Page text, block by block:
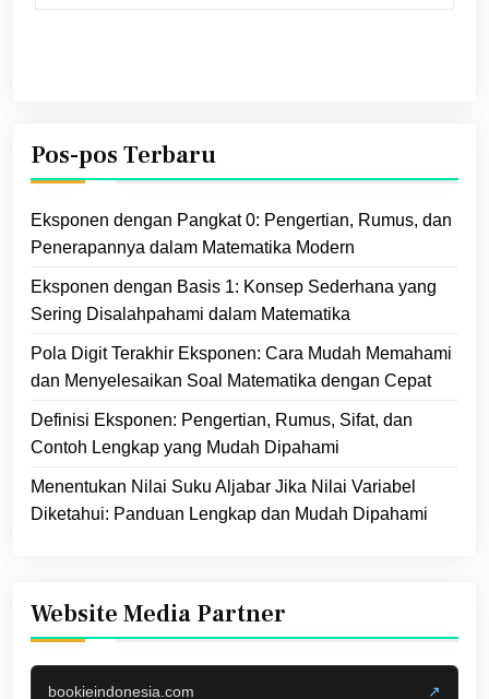
Pos-pos Terbaru
Eksponen dengan Pangkat 0: Pengertian, Rumus, dan
Penerapannya dalam Matematika Modern
Eksponen dengan Basis 1: Konsep Sederhana yang
Sering Disalahpahami dalam Matematika
Pola Digit Terakhir Eksponen: Cara Mudah Memahami
dan Menyelesaikan Soal Matematika dengan Cepat
Definisi Eksponen: Pengertian, Rumus, Sifat, dan
Contoh Lengkap yang Mudah Dipahami
Menentukan Nilai Suku Aljabar Jika Nilai Variabel
Diketahui: Panduan Lengkap dan Mudah Dipahami
Website Media Partner
bookieindonesia.com ↗